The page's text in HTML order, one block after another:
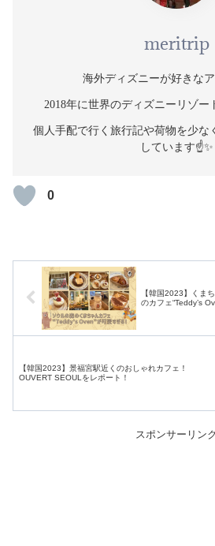
meritrip
海外ディズニーが好きな
2018年に世界のディズニーリゾー
個人手配で行く旅行記や荷物を少な
しています☝️✨
0
【韓国2023】くま
のカフェ“Teddy’s
【韓国2023】景福宮駅近くのおしゃれカフェ！
OUVERT SEOULをレポート！
スポンサーリンク